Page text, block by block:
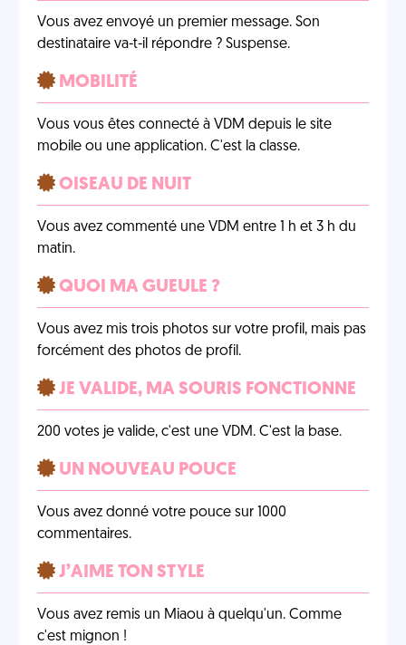
Vous avez envoyé un premier message. Son
destinataire va-t-il répondre ? Suspense.
MOBILITÉ
Vous vous êtes connecté à VDM depuis le site
mobile ou une application. C'est la classe.
OISEAU DE NUIT
Vous avez commenté une VDM entre 1 h et 3 h du
matin.
QUOI MA GUEULE ?
Vous avez mis trois photos sur votre profil, mais pas
forcément des photos de profil.
JE VALIDE, MA SOURIS FONCTIONNE
200 votes je valide, c'est une VDM. C'est la base.
UN NOUVEAU POUCE
Vous avez donné votre pouce sur 1000
commentaires.
J’AIME TON STYLE
Vous avez remis un Miaou à quelqu'un. Comme
c'est mignon !